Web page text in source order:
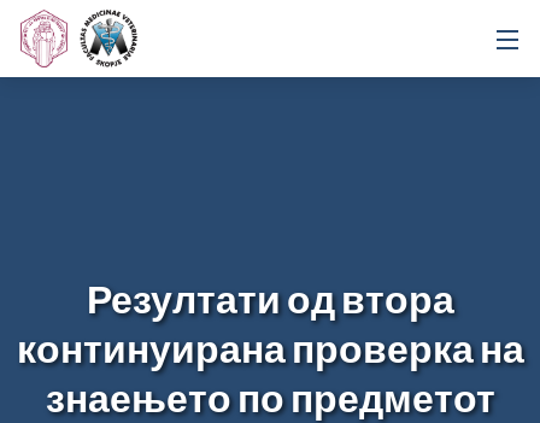
Резултати од втора
континуирана проверка на
знаењето по предметот